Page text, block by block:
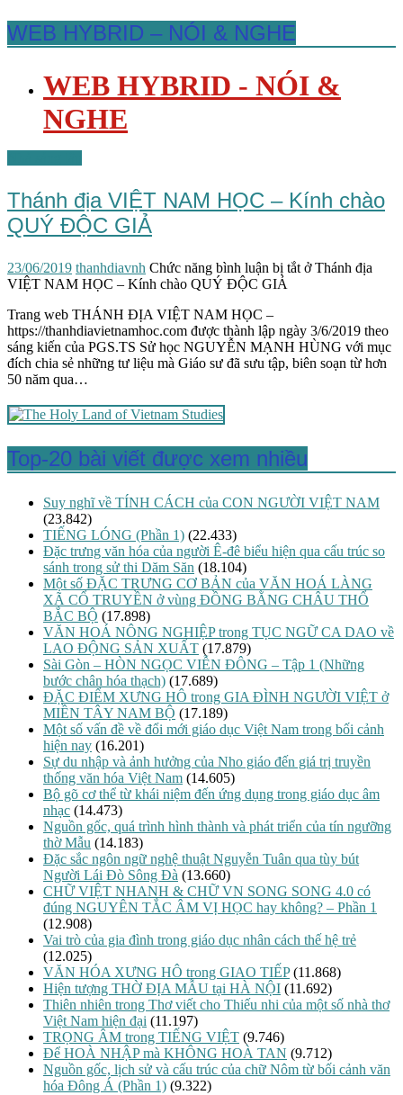
WEB HYBRID – NÓI & NGHE
WEB HYBRID - NÓI &
NGHE
Thánh địa VIỆT NAM HỌC – Kính chào
QUÝ ĐỘC GIẢ
23/06/2019 thanhdiavnh Chức năng bình luận bị tắtở Thánh địa
VIỆT NAM HỌC – Kính chào QUÝ ĐỘC GIẢ
Trang web THÁNH ĐỊA VIỆT NAM HỌC –
https://thanhdiavietnamhoc.com được thành lập ngày 3/6/2019 theo
sáng kiến của PGS.TS Sử học NGUYỄN MẠNH HÙNG với mục
đích chia sẻ những tư liệu mà Giáo sư đã sưu tập, biên soạn từ hơn
50 năm qua…
Top-20 bài viết được xem nhiều
Suy nghĩ về TÍNH CÁCH của CON NGƯỜI VIỆT NAM
(23.842)
TIẾNG LÓNG (Phần 1) (22.433)
Đặc trưng văn hóa của người Ê-đê biểu hiện qua cấu trúc so
sánh trong sử thi Dăm Săn (18.104)
Một số ĐẶC TRƯNG CƠ BẢN của VĂN HOÁ LÀNG
XÃ CỔ TRUYỀN ở vùng ĐỒNG BẰNG CHÂU THỔ
BẮC BỘ (17.898)
VĂN HOÁ NÔNG NGHIỆP trong TỤC NGỮ CA DAO về
LAO ĐỘNG SẢN XUẤT (17.879)
Sài Gòn – HÒN NGỌC VIỄN ĐÔNG – Tập 1 (Những
bước chân hóa thạch) (17.689)
ĐẶC ĐIỂM XƯNG HÔ trong GIA ĐÌNH NGƯỜI VIỆT ở
MIỀN TÂY NAM BỘ (17.189)
Một số vấn đề về đổi mới giáo dục Việt Nam trong bối cảnh
hiện nay (16.201)
Sự du nhập và ảnh hưởng của Nho giáo đến giá trị truyền
thống văn hóa Việt Nam (14.605)
Bộ gõ cơ thể từ khái niệm đến ứng dụng trong giáo dục âm
nhạc (14.473)
Nguồn gốc, quá trình hình thành và phát triển của tín ngưỡng
thờ Mẫu (14.183)
Đặc sắc ngôn ngữ nghệ thuật Nguyễn Tuân qua tùy bút
Người Lái Đò Sông Đà (13.660)
CHỮ VIỆT NHANH & CHỮ VN SONG SONG 4.0 có
đúng NGUYÊN TẮC ÂM VỊ HỌC hay không? – Phần 1
(12.908)
Vai trò của gia đình trong giáo dục nhân cách thế hệ trẻ
(12.025)
VĂN HÓA XƯNG HÔ trong GIAO TIẾP (11.868)
Hiện tượng THỜ ĐỊA MẪU tại HÀ NỘI (11.692)
Thiên nhiên trong Thơ viết cho Thiếu nhi của một số nhà thơ
Việt Nam hiện đại (11.197)
TRỌNG ÂM trong TIẾNG VIỆT (9.746)
Để HOÀ NHẬP mà KHÔNG HOÀ TAN (9.712)
Nguồn gốc, lịch sử và cấu trúc của chữ Nôm từ bối cảnh văn
hóa Đông Á (Phần 1) (9.322)